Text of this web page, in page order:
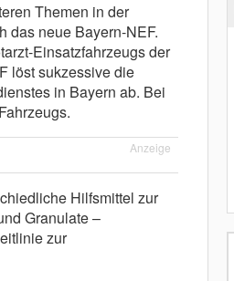
Themen in der
das neue Bayern-NEF.
Einsatzfahrzeugs der
löst sukzessive die
in Bayern ab. Bei
Anzeige
Hilfsmittel zur
Granulate –
zur